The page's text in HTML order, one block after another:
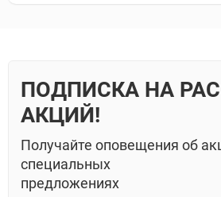
ПОДПИСКА НА
АКЦИЙ!
Получайте оповещения об
специальных
предложениях